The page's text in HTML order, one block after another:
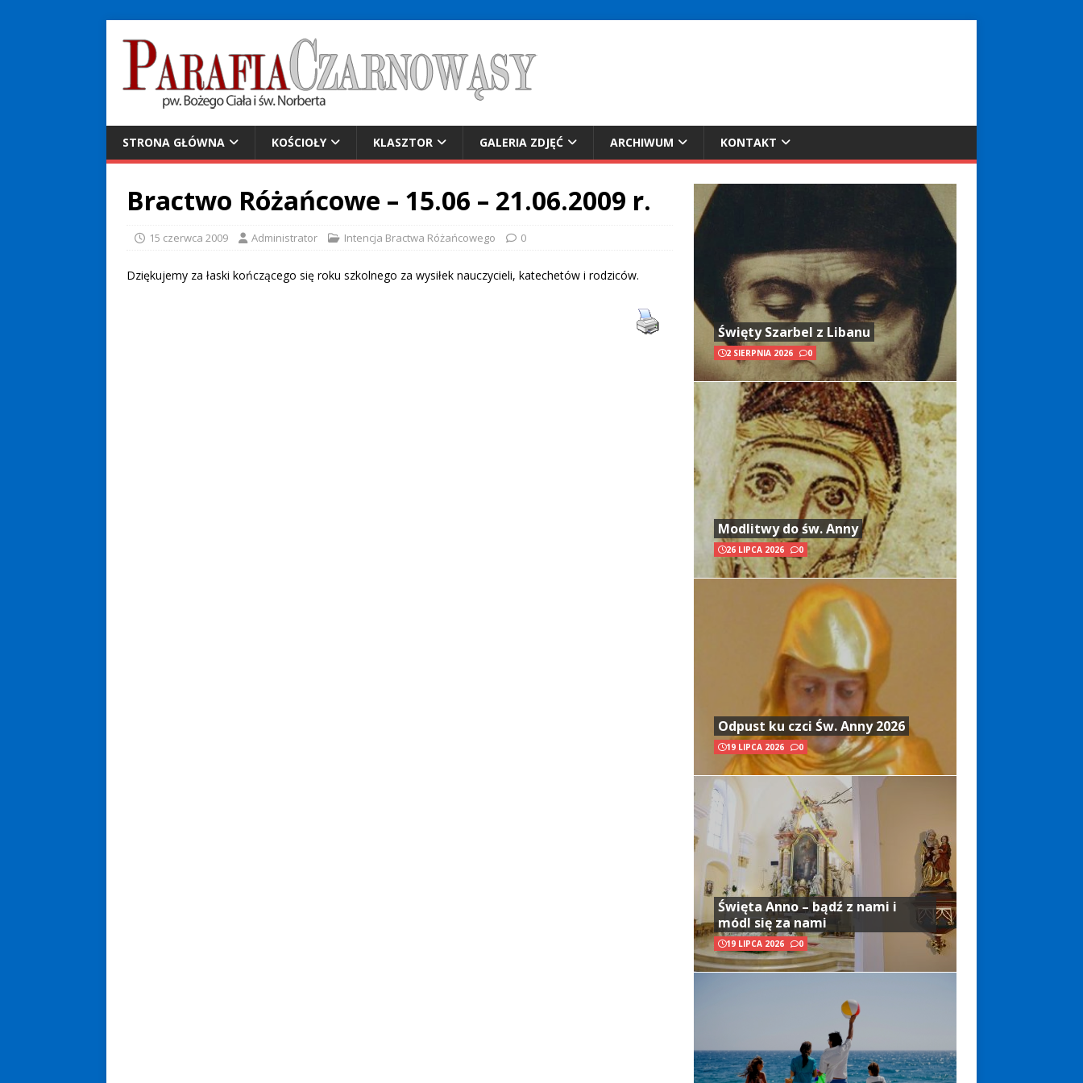
STRONA GŁÓWNA KOŚCIOŁY KLASZTOR GALERIA ZDJĘĆ ARCHIWUM KONTAKT
Bractwo Różańcowe – 15.06 – 21.06.2009 r.
15 czerwca 2009 Administrator Intencja Bractwa Różańcowego 0
Dziękujemy za łaski kończącego się roku szkolnego za wysiłek nauczycieli, katechetów i rodziców.
Święty Szarbel z Libanu
2 SIERPNIA 2026 0
Modlitwy do św. Anny
26 LIPCA 2026 0
Odpust ku czci Św. Anny 2026
19 LIPCA 2026 0
Święta Anno – bądź z nami i
módl się za nami
19 LIPCA 2026 0